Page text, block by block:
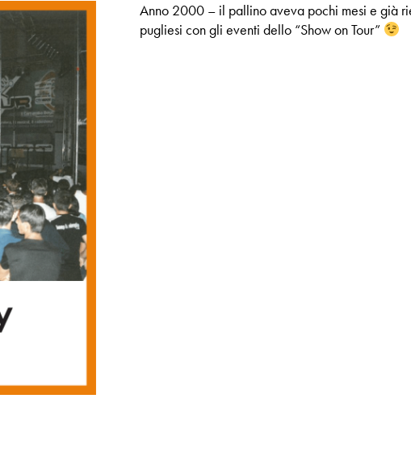
Anno 2000 – il pallino aveva pochi mesi e già
pugliesi con gli eventi dello “Show on Tour”